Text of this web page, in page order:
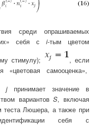
среди опрашиваемых
себя с i-тым цветом
стимулу);
, если
«цветовая самооценка»,
jпринимает значение в
вариантовS, включая
теста Люшера, а также при
себя с